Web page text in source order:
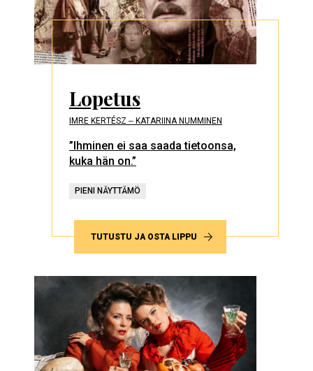
Lopetus
IMRE KERTÉSZ ‒ KATARIINA NUMMINEN
”Ihminen ei saa saada tietoonsa,
kuka hän on.”
PIENI NÄYTTÄMÖ
TUTUSTU JA OSTA LIPPU